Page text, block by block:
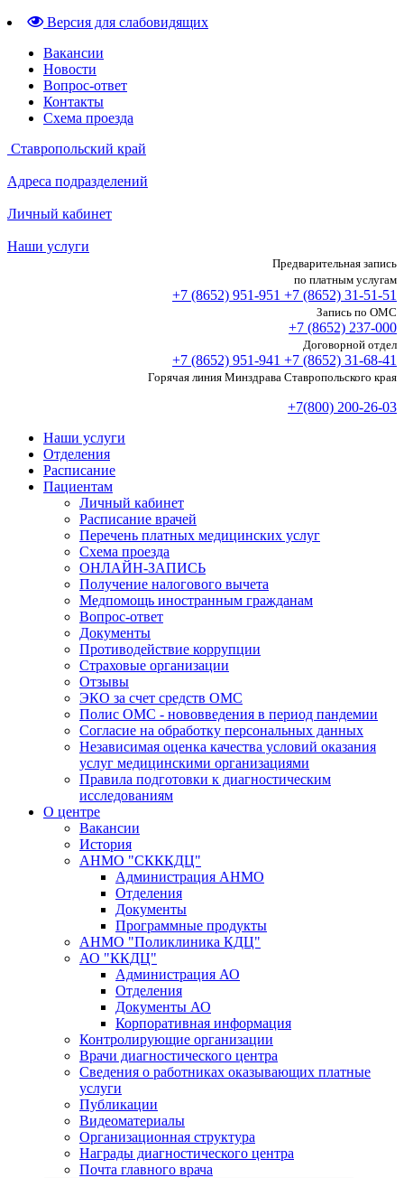
Версия для слабовидящих
Вакансии
Новости
Вопрос-ответ
Контакты
Схема проезда
Ставропольский край
Адреса подразделений
Личный кабинет
Наши услуги
Предварительная запись
по платным услугам
+7 (8652) 951-951 +7 (8652) 31-51-51
Запись по ОМС
+7 (8652) 237-000
Договорной отдел
+7 (8652) 951-941 +7 (8652) 31-68-41
Горячая линия Минздрава Ставропольского края
+7(800) 200-26-03
Наши услуги
Отделения
Расписание
Пациентам
Личный кабинет
Расписание врачей
Перечень платных медицинских услуг
Схема проезда
ОНЛАЙН-ЗАПИСЬ
Получение налогового вычета
Медпомощь иностранным гражданам
Вопрос-ответ
Документы
Противодействие коррупции
Страховые организации
Отзывы
ЭКО за счет средств ОМС
Полис ОМС - нововведения в период пандемии
Согласие на обработку персональных данных
Независимая оценка качества условий оказания
услуг медицинскими организациями
Правила подготовки к диагностическим
исследованиям
О центре
Вакансии
История
АНМО "СКККДЦ"
Администрация АНМО
Отделения
Документы
Программные продукты
АНМО "Поликлиника КДЦ"
АО "ККДЦ"
Администрация АО
Отделения
Документы АО
Корпоративная информация
Контролирующие организации
Врачи диагностического центра
Сведения о работниках оказывающих платные
услуги
Публикации
Видеоматериалы
Организационная структура
Награды диагностического центра
Почта главного врача